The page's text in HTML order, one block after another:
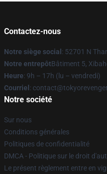
Contactez-nous
Notre siège social : 52701 N
Notre entrepôtBâtiment 5,
Heure: 9h – 17h (lu – vendredi)
Courriel :
Notre société
Sur nous
Conditions générales
Politiques de confidentialité
DMCA - Politique sur le droit
Le présent règlement entre en